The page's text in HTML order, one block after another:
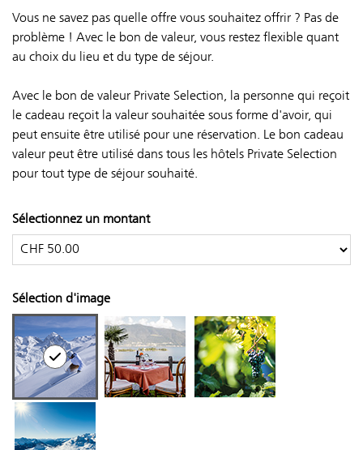
Vous ne savez pas quelle offre vous souhaitez offrir ? Pas de
problème ! Avec le bon de valeur, vous restez flexible quant
au choix du lieu et du type de séjour.
Avec le bon de valeur Private Selection, la personne qui reçoit
le cadeau reçoit la valeur souhaitée sous forme d'avoir, qui
peut ensuite être utilisé pour une réservation. Le bon cadeau
valeur peut être utilisé dans tous les hôtels Private Selection
pour tout type de séjour souhaité.
Sélectionnez un montant
Sélection d'image